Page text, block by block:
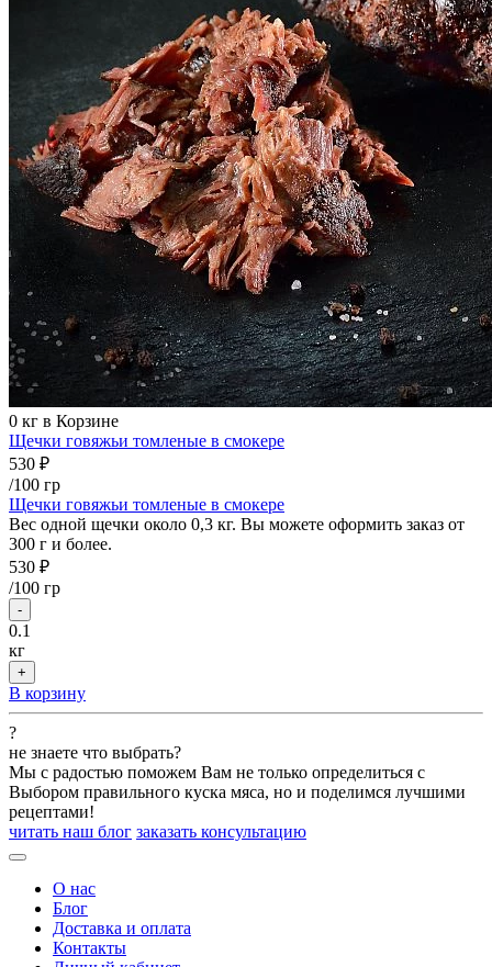
0 кг в Корзине
Щечки говяжьи томленые в смокере
530 ₽
/100 гр
Щечки говяжьи томленые в смокере
Вес одной щечки около 0,3 кг. Вы можете оформить заказ от
300 г и более.
530 ₽
/100 гр
-
0.1
кг
+
В корзину
?
не знаете что выбрать?
Мы с радостью поможем Вам не только определиться с
Выбором правильного куска мяса, но и поделимся лучшими
рецептами!
читать наш блог заказать консультацию
О нас
Блог
Доставка и оплата
Контакты